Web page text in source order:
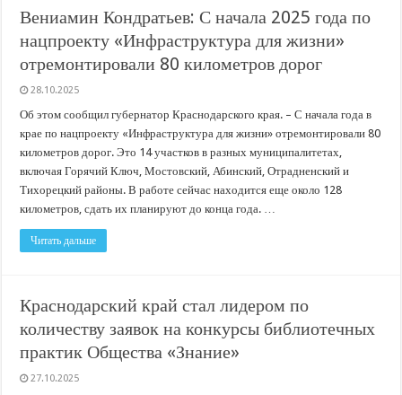
Вениамин Кондратьев: С начала 2025 года по
нацпроекту «Инфраструктура для жизни»
отремонтировали 80 километров дорог
28.10.2025
Об этом сообщил губернатор Краснодарского края. – С начала года в
крае по нацпроекту «Инфраструктура для жизни» отремонтировали 80
километров дорог. Это 14 участков в разных муниципалитетах,
включая Горячий Ключ, Мостовский, Абинский, Отрадненский и
Тихорецкий районы. В работе сейчас находится еще около 128
километров, сдать их планируют до конца года. …
Читать дальше
Краснодарский край стал лидером по
количеству заявок на конкурсы библиотечных
практик Общества «Знание»
27.10.2025